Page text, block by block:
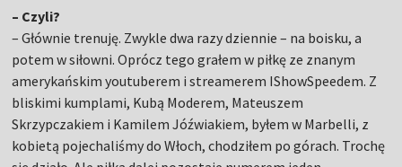
– Czyli?
– Głównie trenuję. Zwykle dwa razy dziennie – na boisku, a
potem w siłowni. Oprócz tego grałem w piłkę ze znanym
amerykańskim youtuberem i streamerem IShowSpeedem. Z
bliskimi kumplami, Kubą Moderem, Mateuszem
Skrzypczakiem i Kamilem Jóźwiakiem, byłem w Marbelli, z
kobietą pojechaliśmy do Włoch, chodziłem po górach. Trochę